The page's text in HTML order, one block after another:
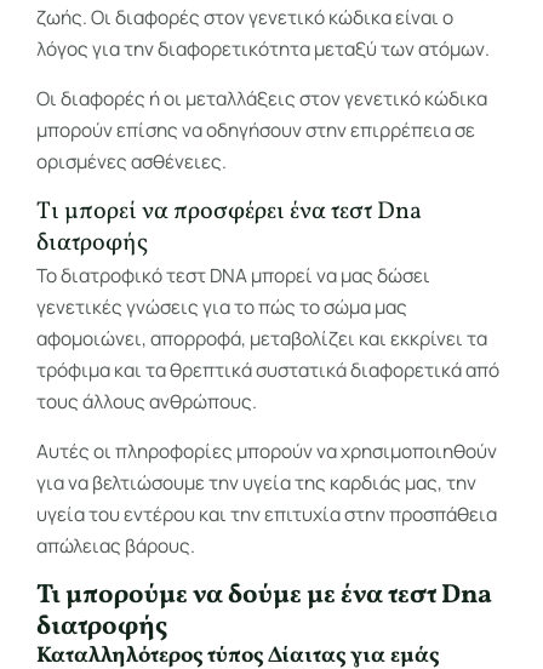
ζωής. Οι διαφορές στον γενετικό κώδικα είναι ο
λόγος για την διαφορετικότητα μεταξύ των ατόμων.
Οι διαφορές ή οι μεταλλάξεις στον γενετικό κώδικα
μπορούν επίσης να οδηγήσουν στην επιρρέπεια σε
ορισμένες ασθένειες.
Tι μπορεί να προσφέρει ένα τεστ Dna
διατροφής
Το διατροφικό τεστ DNA μπορεί να μας δώσει
γενετικές γνώσεις για το πώς το σώμα μας
αφομοιώνει, απορροφά, μεταβολίζει και εκκρίνει τα
τρόφιμα και τα θρεπτικά συστατικά διαφορετικά από
τους άλλους ανθρώπους.
Αυτές οι πληροφορίες μπορούν να χρησιμοποιηθούν
για να βελτιώσουμε την υγεία της καρδιάς μας, την
υγεία του εντέρου και την επιτυχία στην προσπάθεια
απώλειας βάρους.
Τι μπορούμε να δούμε με ένα τεστ Dna
διατροφής
Καταλληλότερος τύπος Δίαιτας για εμάς